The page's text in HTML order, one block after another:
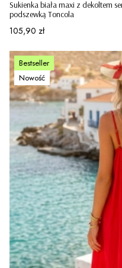
Sukienka biała maxi z dekoltem
podszewką Toncola
Cena
105,90 zł
Bestseller
Nowość